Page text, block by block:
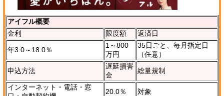
アイフル概要
金利
限度額 返済日
年3.0～18.0％
1～800
万円
35日ごと、毎月指定日
（任意）
申込方法
遅延損害
金
総量規制
インターネット・電話・窓
20.0％ 対象